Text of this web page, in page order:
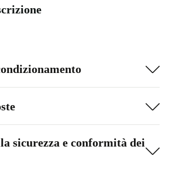
sicurezza e conformità dei